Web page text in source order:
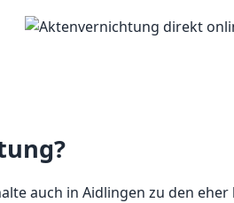
auch in Aidlingen zu den eher